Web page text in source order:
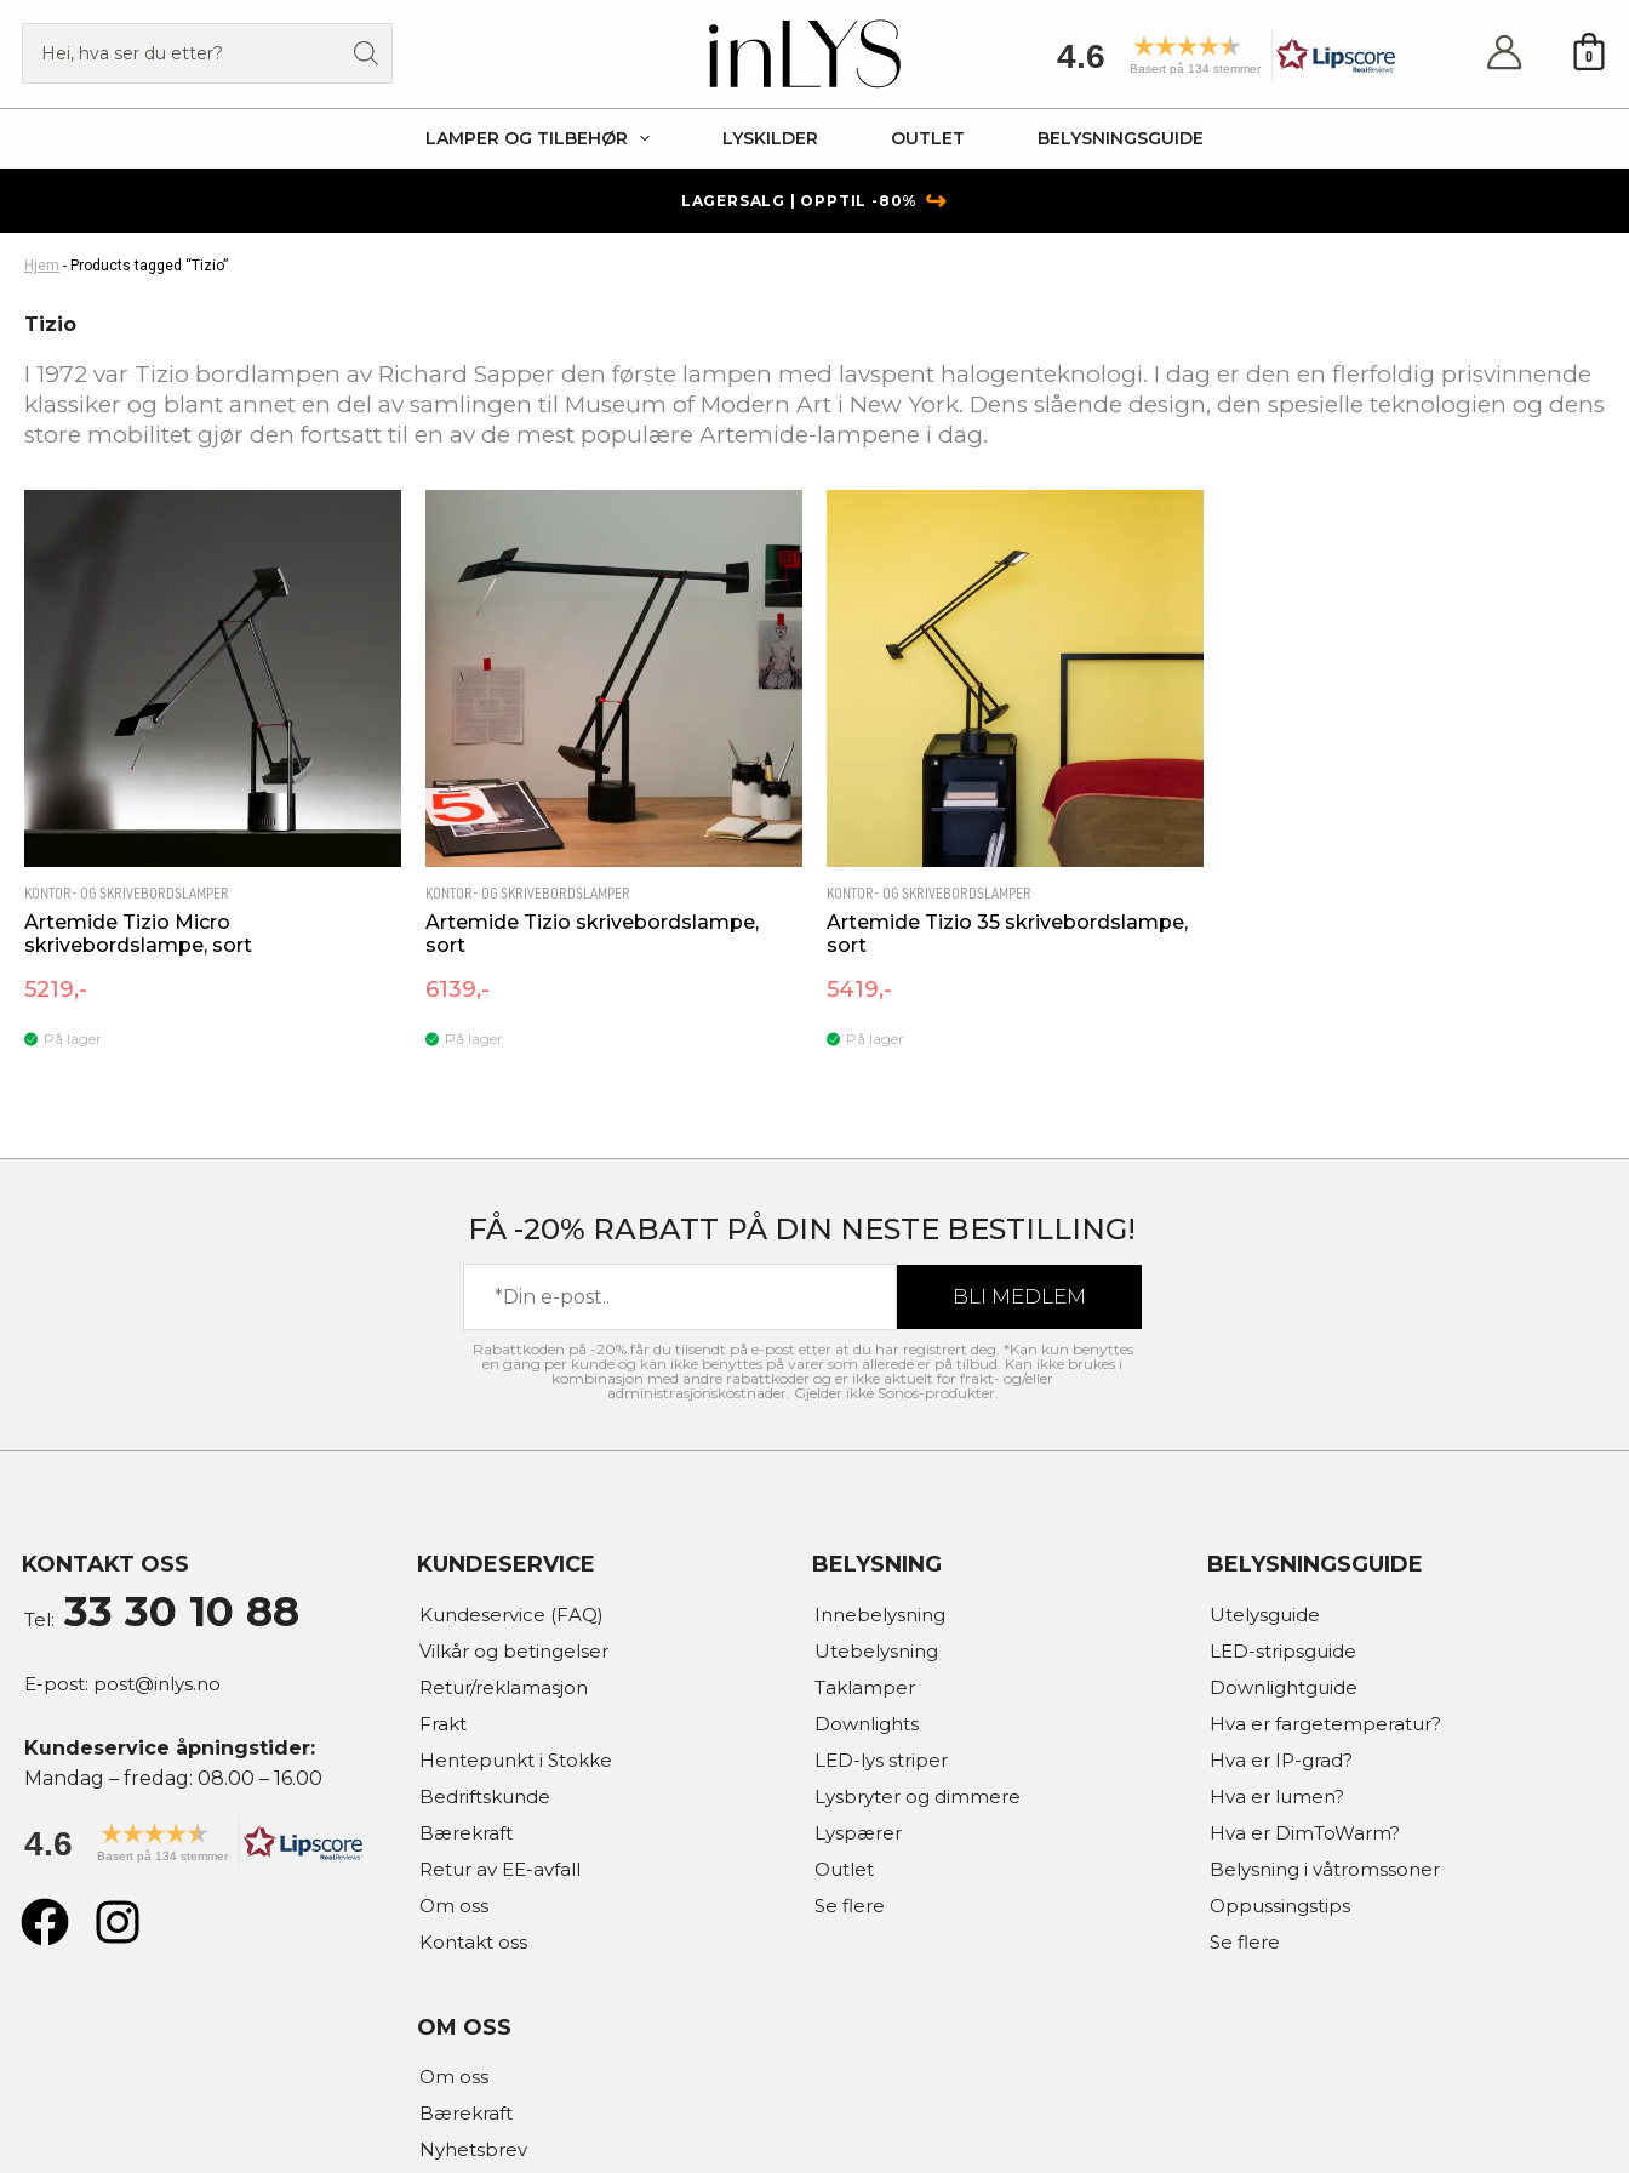
innholdet
search
4.6 Basert på 134 stemmer
0
LAMPER OG TILBEHØR LYSKILDER OUTLET BELYSNINGSGUIDE
LAGERSALG | OPPTIL -80% ↪
Hjem - Products tagged “Tizio”
Tizio
I 1972 var Tizio bordlampen av Richard Sapper den første lampen med lavspent halogenteknologi. I dag er den en flerfoldig prisvinnende
klassiker og blant annet en del av samlingen til Museum of Modern Art i New York. Dens slående design, den spesielle teknologien og dens
store mobilitet gjør den fortsatt til en av de mest populære Artemide-lampene i dag.
KONTOR- OG SKRIVEBORDSLAMPER
Artemide Tizio Micro
skrivebordslampe, sort
5219,-
På lager
KONTOR- OG SKRIVEBORDSLAMPER
Artemide Tizio skrivebordslampe,
sort
6139,-
På lager
KONTOR- OG SKRIVEBORDSLAMPER
Artemide Tizio 35 skrivebordslampe,
sort
5419,-
På lager
FÅ -20% RABATT PÅ DIN NESTE BESTILLING!
Rabattkoden på -20% får du tilsendt på e-post etter at du har registrert deg. *Kan kun benyttes
en gang per kunde og kan ikke benyttes på varer som allerede er på tilbud. Kan ikke brukes i
kombinasjon med andre rabattkoder og er ikke aktuelt for frakt- og/eller
administrasjonskostnader. Gjelder ikke Sonos-produkter.
KONTAKT OSS
Tel: 33 30 10 88
E-post: post@inlys.no
Kundeservice åpningstider:
Mandag – fredag: 08.00 – 16.00
4.6 Basert på 134 stemmer
KUNDESERVICE
Kundeservice (FAQ)
Vilkår og betingelser
Retur/reklamasjon
Frakt
Hentepunkt i Stokke
Bedriftskunde
Bærekraft
Retur av EE-avfall
Om oss
Kontakt oss
OM OSS
Om oss
Bærekraft
Nyhetsbrev
BELYSNING
Innebelysning
Utebelysning
Taklamper
Downlights
LED-lys striper
Lysbryter og dimmere
Lyspærer
Outlet
Se flere
BELYSNINGSGUIDE
Utelysguide
LED-stripsguide
Downlightguide
Hva er fargetemperatur?
Hva er IP-grad?
Hva er lumen?
Hva er DimToWarm?
Belysning i våtromssoner
Oppussingstips
Se flere